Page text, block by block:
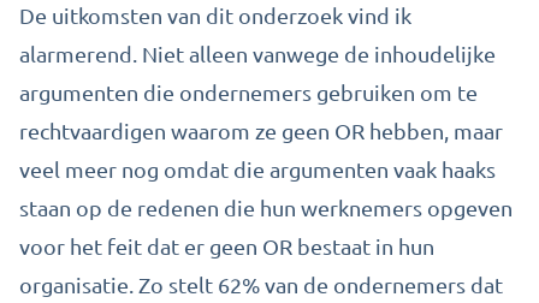
De uitkomsten van dit onderzoek vind ik
alarmerend. Niet alleen vanwege de inhoudelijke
argumenten die ondernemers gebruiken om te
rechtvaardigen waarom ze geen OR hebben, maar
veel meer nog omdat die argumenten vaak haaks
staan op de redenen die hun werknemers opgeven
voor het feit dat er geen OR bestaat in hun
organisatie. Zo stelt 62% van de ondernemers dat